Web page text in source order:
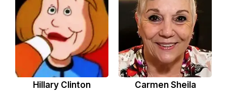
Hillary Clinton Carmen Sheila